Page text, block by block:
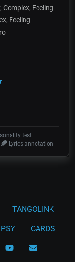
Feeling
Feeling
test
Lyrics annotation
TANGOLINK
PSY CARDS